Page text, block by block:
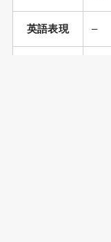
英語表現 –